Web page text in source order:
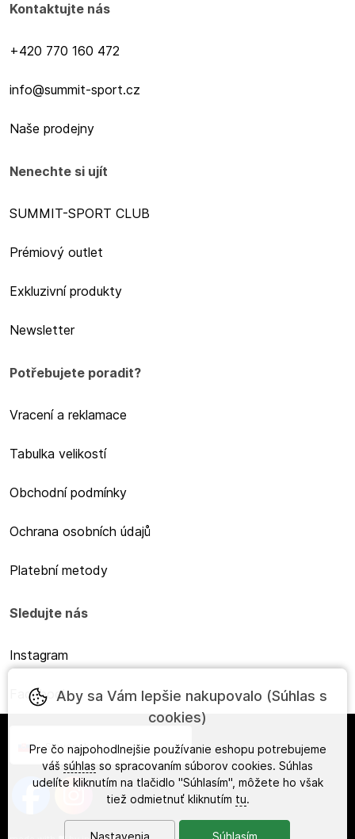
Kontaktujte nás
+420 770 160 472
info@summit-sport.cz
Naše prodejny
Nenechte si ujít
SUMMIT-SPORT CLUB
Prémiový outlet
Exkluzivní produkty
Newsletter
Potřebujete poradit?
Vracení a reklamace
Tabulka velikostí
Obchodní podmínky
Ochrana osobních údajů
Platební metody
Sledujte nás
Instagram
Facebook
Slovensky
Aby sa Vám lepšie nakupovalo (Súhlas s
cookies)
Pre čo najpohodlnejšie používanie eshopu potrebujeme
váš súhlas so spracovaním súborov cookies. Súhlas
udelíte kliknutím na tlačidlo "Súhlasím", môžete ho však
tiež odmietnuť kliknutím tu.
Nastavenia Súhlasím